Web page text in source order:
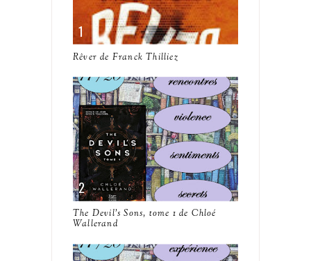
Rêver de Franck Thilliez
The Devil's Sons, tome 1 de Chloé
Wallerand